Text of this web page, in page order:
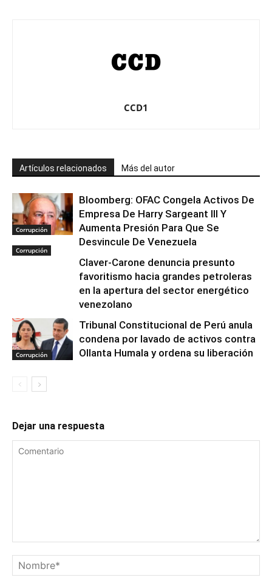
CCD1
Artículos relacionados Más del autor
Corrupción
Bloomberg: OFAC Congela Activos De
Empresa De Harry Sargeant III Y
Aumenta Presión Para Que Se
Desvincule De Venezuela
Corrupción
Claver-Carone denuncia presunto
favoritismo hacia grandes petroleras
en la apertura del sector energético
venezolano
Corrupción
Tribunal Constitucional de Perú anula
condena por lavado de activos contra
Ollanta Humala y ordena su liberación
Dejar una respuesta